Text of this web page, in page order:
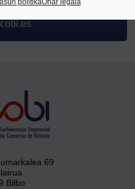
politikaOhar legala
00
69
Bilbo